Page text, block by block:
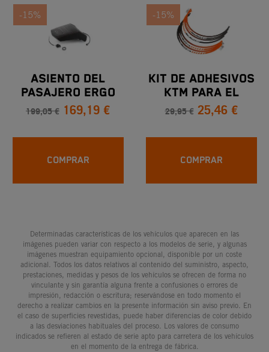
-15%
ASIENTO DEL
PASAJERO ERGO
CALEFACTADO KTM
1290 SUPER
ADVENTURE Desde
199,05 € 169,19 €
COMPRAR
-15%
KIT DE ADHESIVOS
KTM PARA EL
CERCO EXTERIOR DE
LA LLANTA PARA
MODELOS
29,95 € 25,46 €
COMPRAR
Determinadas características de los vehículos que aparecen en las
imágenes pueden variar con respecto a los modelos de serie, y algunas
imágenes muestran equipamiento opcional, disponible por un coste
adicional. Todos los datos relativos al contenido del suministro, aspecto,
prestaciones, medidas y pesos de los vehículos se ofrecen de forma no
vinculante y sin garantía alguna frente a confusiones o errores de
impresión, redacción o escritura; reservándose en todo momento el
derecho a realizar cambios en la presente información sin aviso previo. En
el caso de superficies revestidas, puede haber diferencias de color debido
a las desviaciones habituales del proceso. Los valores de consumo
indicados se refieren al estado de serie apto para carretera de los vehículos
en el momento de la entrega de fábrica.